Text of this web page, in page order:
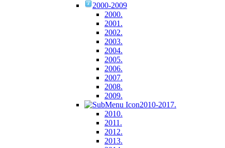
2000-2009
2000.
2001.
2002.
2003.
2004.
2005.
2006.
2007.
2008.
2009.
2010-2017.
2010.
2011.
2012.
2013.